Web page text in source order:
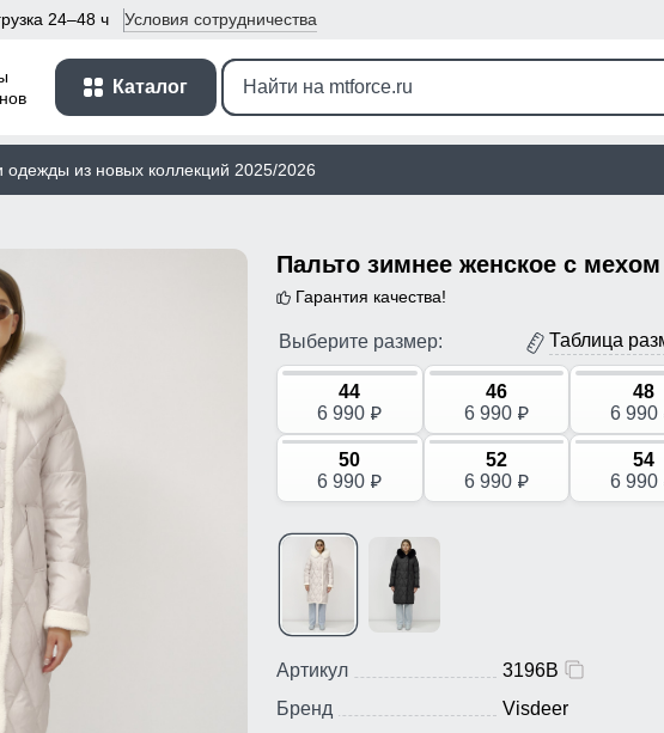
24–48 ч Условия сотрудничества
Каталог
из новых коллекций 2025/2026
Гарантия качества!
Выберите размер: Таблица
44
6 990 p
46
6 990 p
48
6 990
50
6 990 p
52
6 990 p
54
6 990
Артикул
3196B
Бренд
Visdeer